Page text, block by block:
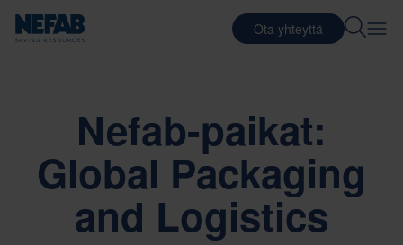
Ota yhteyttä
Nefab-paikat:
Global Packaging
and Logistics